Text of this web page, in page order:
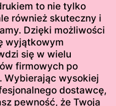
to nie tylko
również skuteczny i
Dzięki możliwości
wyjątkowym
się w wielu
firmowych po
Wybierając wysokiej
dostawcę,
pewność, że Twoja